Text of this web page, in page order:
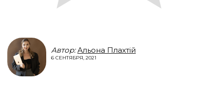
Автор: Альона Плахтій
6 СЕНТЯБРЯ, 2021